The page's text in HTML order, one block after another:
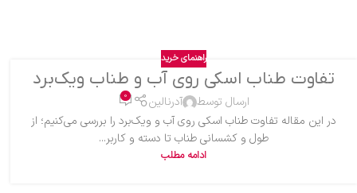
راهنمای خرید
تفاوت طناب اسکی روی آب و طناب ویک‌برد
ارسال توسط آدرنالین 0
در این مقاله تفاوت طناب اسکی روی آب و ویک‌برد را بررسی می‌کنیم؛ از
طول و کشسانی طناب تا دسته و کاربر...
ادامه مطلب